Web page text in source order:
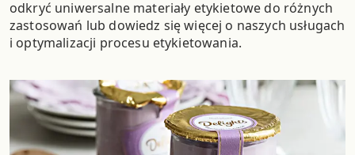
odkryć uniwersalne materiały etykietowe do różnych
zastosowań lub dowiedz się więcej o naszych usługach
i optymalizacji procesu etykietowania.